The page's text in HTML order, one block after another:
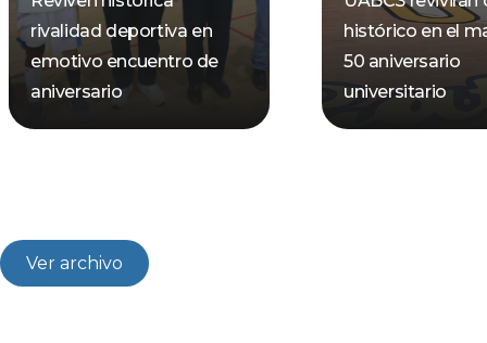
rivalidad deportiva en
emotivo encuentro de
aniversario
histórico en el
50 aniversario
universitario
Ver archivo